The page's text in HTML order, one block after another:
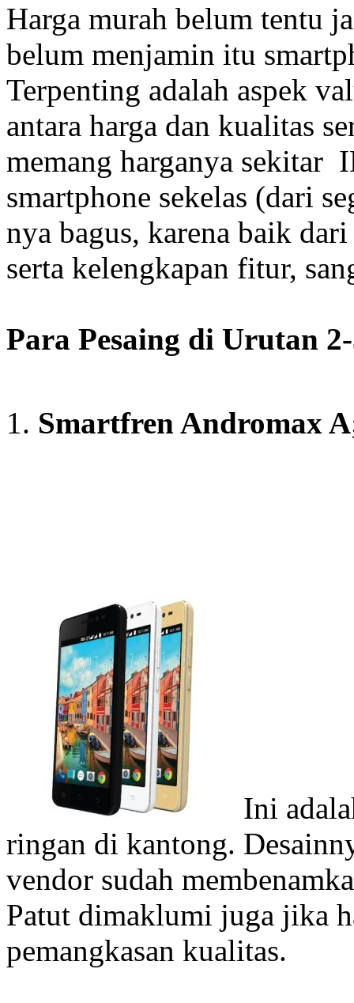
Harga murah belum tentu
belum menjamin itu
Terpenting adalah aspek
antara harga dan kualitas
memang harganya sekitar
smartphone sekelas (dari
nya bagus, karena baik
serta kelengkapan fitur,
Para Pesaing di Urutan
Smartfren Andromax
Ini
ringan di kantong.
vendor sudah
Patut dimaklumi juga jika
pemangkasan kualitas.